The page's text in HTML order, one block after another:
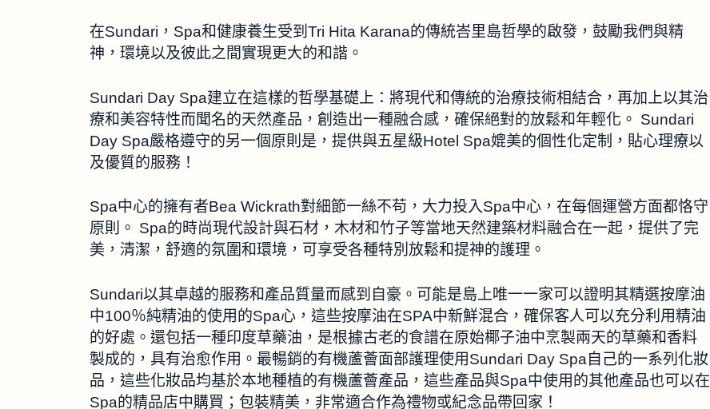
在Sundari，Spa和健康養生受到Tri Hita Karana的傳統峇里島哲學的啟發，鼓勵我們與精
神，環境以及彼此之間實現更大的和諧。
Sundari Day Spa建立在這樣的哲學基礎上：將現代和傳統的治療技術相結合，再加上以其治
療和美容特性而聞名的天然產品，創造出一種融合感，確保絕對的放鬆和年輕化。 Sundari
Day Spa嚴格遵守的另一個原則是，提供與五星級Hotel Spa媲美的個性化定制，貼心理療以
及優質的服務！
Spa中心的擁有者Bea Wickrath對細節一絲不苟，大力投入Spa中心，在每個運營方面都恪守
原則。 Spa的時尚現代設計與石材，木材和竹子等當地天然建築材料融合在一起，提供了完
美，清潔，舒適的氛圍和環境，可享受各種特別放鬆和提神的護理。
Sundari以其卓越的服務和產品質量而感到自豪。可能是島上唯一一家可以證明其精選按摩油
中100％純精油的使用的Spa心，這些按摩油在SPA中新鮮混合，確保客人可以充分利用精油
的好處。還包括一種印度草藥油，是根據古老的食譜在原始椰子油中烹製兩天的草藥和香料
製成的，具有治愈作用。最暢銷的有機蘆薈面部護理使用Sundari Day Spa自己的一系列化妝
品，這些化妝品均基於本地種植的有機蘆薈產品，這些產品與Spa中使用的其他產品也可以在
Spa的精品店中購買；包裝精美，非常適合作為禮物或紀念品帶回家！